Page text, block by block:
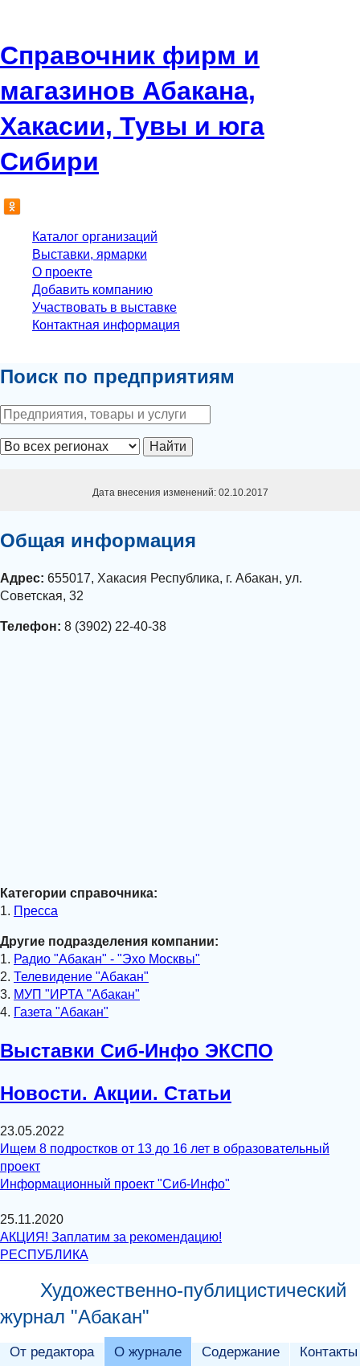
Справочник фирм и
магазинов Абакана,
Хакасии, Тувы и юга
Сибири
Каталог организаций
Выставки, ярмарки
О проекте
Добавить компанию
Участвовать в выставке
Контактная информация
Поиск по предприятиям
Найти
Дата внесения изменений: 02.10.2017
Общая информация
Адрес: 655017, Хакасия Республика, г. Абакан, ул.
Советская, 32
Телефон: 8 (3902) 22-40-38
Категории справочника:
1. Пресса
Другие подразделения компании:
1. Радио "Абакан" - "Эхо Москвы"
2. Телевидение "Абакан"
3. МУП "ИРТА "Абакан"
4. Газета "Абакан"
Выставки Сиб-Инфо ЭКСПО
Новости. Акции. Статьи
23.05.2022
Ищем 8 подростков от 13 до 16 лет в образовательный
проект
Информационный проект "Сиб-Инфо"
25.11.2020
АКЦИЯ! Заплатим за рекомендацию!
РЕСПУБЛИКА
Художественно-публицистический
журнал "Абакан"
От редактора О журнале Содержание Контакты